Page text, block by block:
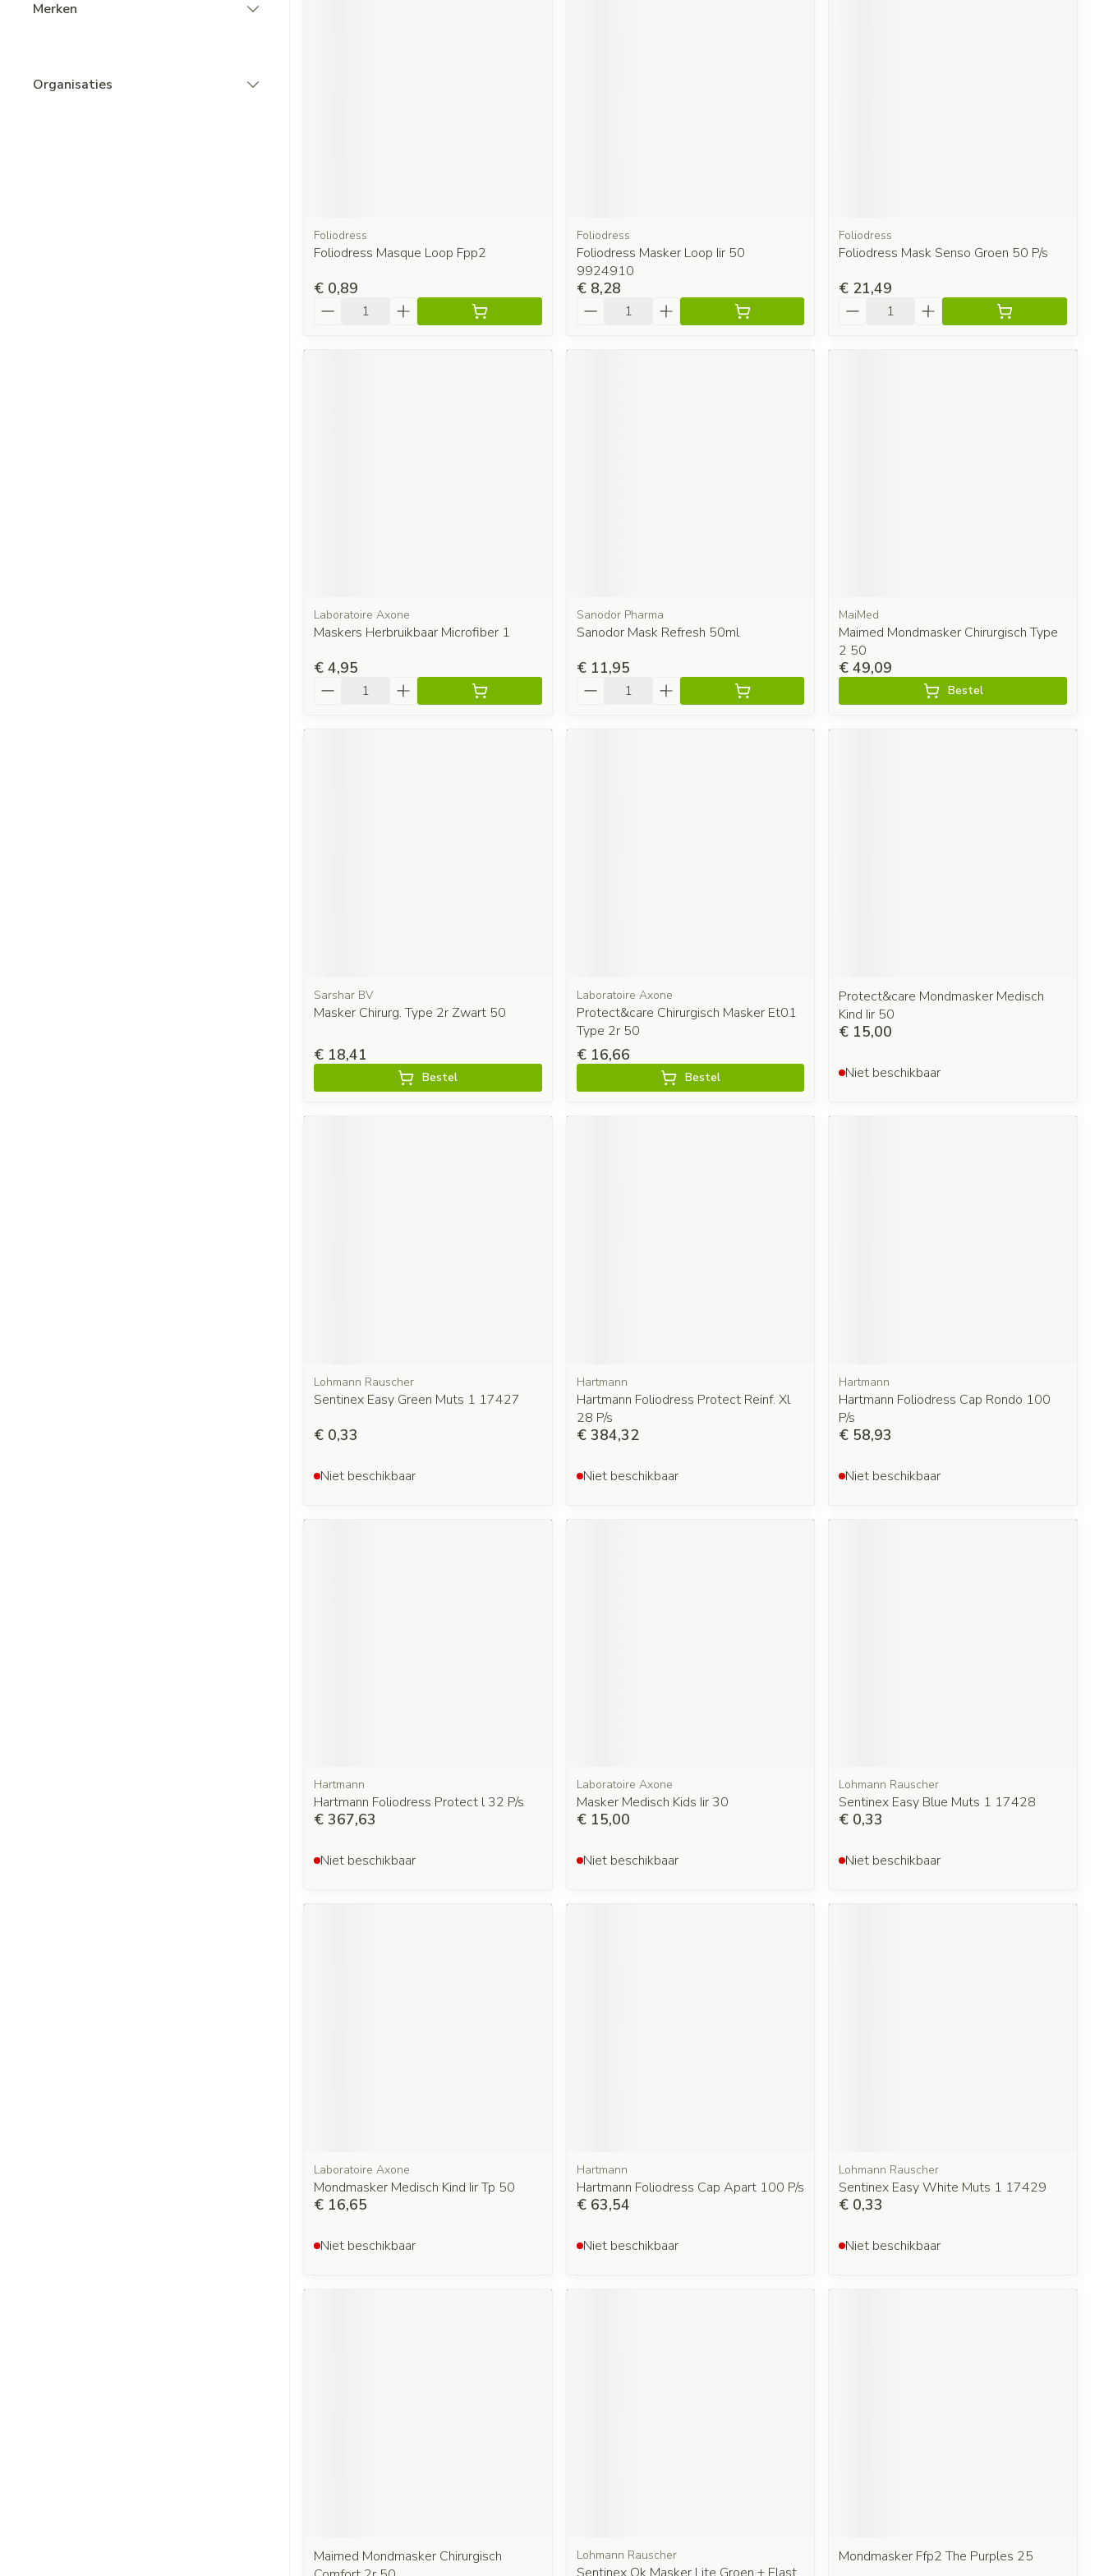
Merken
Organisaties
Foliodress
Foliodress Masque Loop Fpp2
€ 0,89
Foliodress
Foliodress Masker Loop Iir 50
9924910
€ 8,28
Foliodress
Foliodress Mask Senso Groen 50 P/s
€ 21,49
Laboratoire Axone
Maskers Herbruikbaar Microfiber 1
€ 4,95
Sanodor Pharma
Sanodor Mask Refresh 50ml
€ 11,95
MaiMed
Maimed Mondmasker Chirurgisch Type
2 50
€ 49,09
Bestel
Sarshar BV
Masker Chirurg. Type 2r Zwart 50
€ 18,41
Bestel
Laboratoire Axone
Protect&care Chirurgisch Masker Et01
Type 2r 50
€ 16,66
Bestel
Protect&care Mondmasker Medisch
Kind Iir 50
€ 15,00
Niet beschikbaar
Lohmann Rauscher
Sentinex Easy Green Muts 1 17427
€ 0,33
Niet beschikbaar
Hartmann
Hartmann Foliodress Protect Reinf. Xl
28 P/s
€ 384,32
Niet beschikbaar
Hartmann
Hartmann Foliodress Cap Rondo 100
P/s
€ 58,93
Niet beschikbaar
Hartmann
Hartmann Foliodress Protect l 32 P/s
€ 367,63
Niet beschikbaar
Laboratoire Axone
Masker Medisch Kids Iir 30
€ 15,00
Niet beschikbaar
Lohmann Rauscher
Sentinex Easy Blue Muts 1 17428
€ 0,33
Niet beschikbaar
Laboratoire Axone
Mondmasker Medisch Kind Iir Tp 50
€ 16,65
Niet beschikbaar
Hartmann
Hartmann Foliodress Cap Apart 100 P/s
€ 63,54
Niet beschikbaar
Lohmann Rauscher
Sentinex Easy White Muts 1 17429
€ 0,33
Niet beschikbaar
Maimed Mondmasker Chirurgisch
Lohmann Rauscher
Sentinex Ok Masker Lite Groen + Elast
Mondmasker Ffp2 The Purples 25